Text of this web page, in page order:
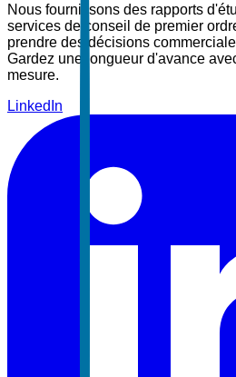
Nous fournissons des rapports
services de conseil de premier
prendre des décisions
Gardez une longueur d'avance
mesure.
LinkedIn